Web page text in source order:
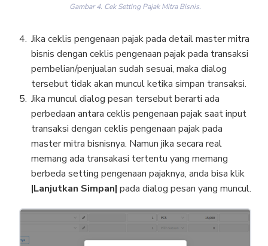
Gambar 4. Cek Setting Pajak Mitra Bisnis.
Jika ceklis pengenaan pajak pada detail master mitra
bisnis dengan ceklis pengenaan pajak pada transaksi
pembelian/penjualan sudah sesuai, maka dialog
tersebut tidak akan muncul ketika simpan transaksi.
Jika muncul dialog pesan tersebut berarti ada
perbedaan antara ceklis pengenaan pajak saat input
transaksi dengan ceklis pengenaan pajak pada
master mitra bisnisnya. Namun jika secara real
memang ada transakasi tertentu yang memang
berbeda setting pengenaan pajaknya, anda bisa klik
|Lanjutkan Simpan| pada dialog pesan yang muncul.